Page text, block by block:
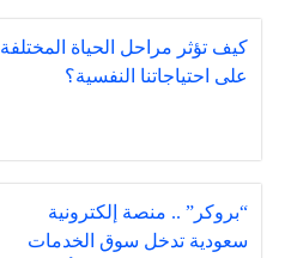
كيف تؤثر مراحل الحياة المختلفة
على احتياجاتنا النفسية؟
“بروكر” .. منصة إلكترونية
سعودية تدخل سوق الخدمات